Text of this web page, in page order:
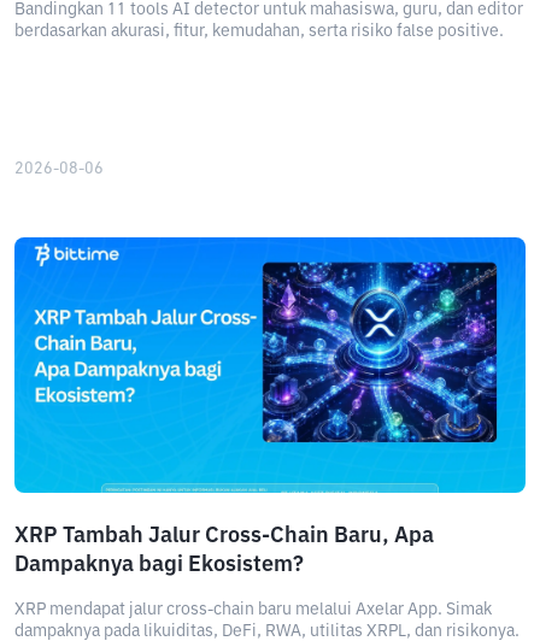
Bandingkan 11 tools AI detector untuk mahasiswa, guru, dan editor
berdasarkan akurasi, fitur, kemudahan, serta risiko false positive.
2026-08-06
XRP Tambah Jalur Cross-Chain Baru, Apa
Dampaknya bagi Ekosistem?
XRP mendapat jalur cross-chain baru melalui Axelar App. Simak
dampaknya pada likuiditas, DeFi, RWA, utilitas XRPL, dan risikonya.